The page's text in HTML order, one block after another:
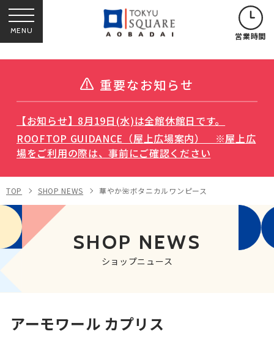
MENU 営業時間
重要なお知らせ
【お知らせ】8月19日(水)は全館休館日です。
ROOFTOP GUIDANCE（屋上広場案内） ※屋上広
場をご利用の際は、事前にご確認ください
TOP SHOP NEWS 華やか🌺ボタニカルワンピース
SHOP NEWS
ショップニュース
アーモワール カプリス